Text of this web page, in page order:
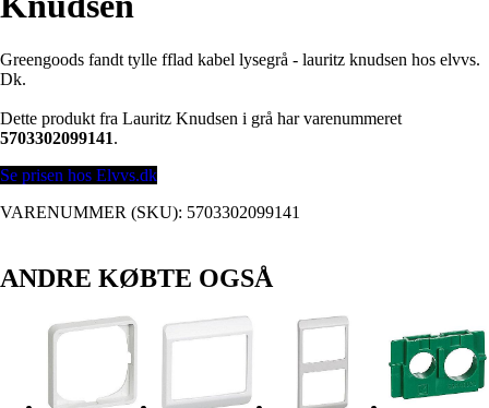
Greengoods fandt tylle fflad kabel lysegrå - lauritz knudsen hos elvvs.
Dk.
Dette produkt fra Lauritz Knudsen i grå har varenummeret
5703302099141.
Se prisen hos Elvvs.dk
VARENUMMER (SKU): 5703302099141
ANDRE KØBTE OGSÅ